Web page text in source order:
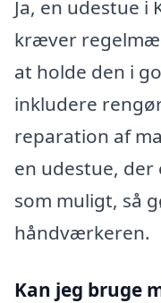
Ja, en udestue i
kræver
at holde den i
inkludere
reparation af
en udestue, der
som muligt, så
håndværkeren.
Kan jeg bruge